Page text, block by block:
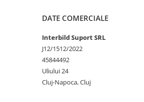
DATE COMERCIALE
Interbild Suport SRL
J12/1512/2022
45844492
Uliului 24
Cluj-Napoca, Cluj